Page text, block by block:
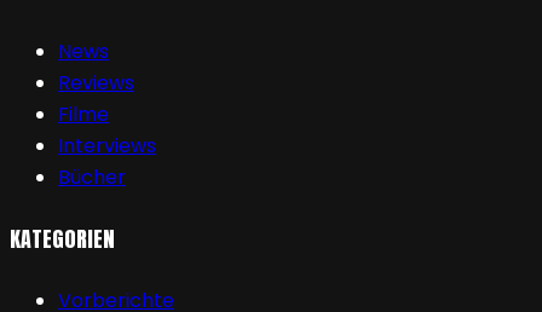
News
Reviews
Filme
Interviews
Bücher
KATEGORIEN
Vorberichte